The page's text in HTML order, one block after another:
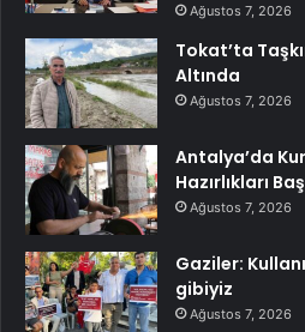
Ağustos 7, 2026
Tokat’ta
Altında
Ağustos 7, 2026
Antalya’da
Hazırlıkları
Ağustos 7, 2026
Gaziler:
gibiyiz
Ağustos 7, 2026